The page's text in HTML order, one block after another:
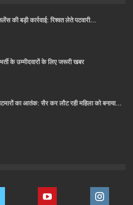
की बड़ी कार्रवाई: रिश्वत लेते पटवारी…
के उम्मीदवारों के लिए जरूरी खबर
का आतंक: सैर कर लौट रही महिला को बनाया…